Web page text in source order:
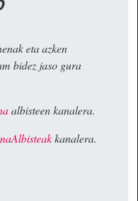
eta azken
bidez jaso gura
albisteen kanalera.
kanalera.